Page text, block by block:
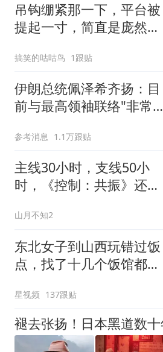
吊钩绷紧那一下，平台被
提起一寸，简直是庞然大
搞笑的咕咕鸟 1跟贴
伊朗总统佩泽希齐扬：目
前与最高领袖联络"非常困
参考消息 1.1万跟贴
主线30小时，支线50小
时，《控制：共振》还给
人包”
山月不知2
东北女子到山西玩错过饭
点，找了十几个饭馆都没
星视频 137跟贴